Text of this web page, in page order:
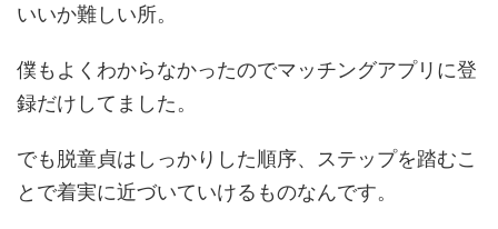
いいか難しい所。
僕もよくわからなかったのでマッチングアプリに登
録だけしてました。
でも脱童貞はしっかりした順序、ステップを踏むこ
とで着実に近づいていけるものなんです。